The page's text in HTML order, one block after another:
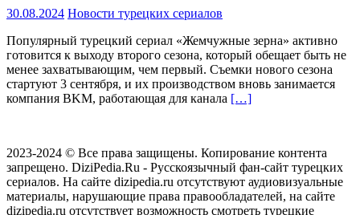
30.08.2024 Новости турецких сериалов
Популярный турецкий сериал «Жемчужные зерна» активно
готовится к выходу второго сезона, который обещает быть не
менее захватывающим, чем первый. Съемки нового сезона
стартуют 3 сентября, и их производством вновь занимается
компания BKM, работающая для канала […]
2023-2024 © Все права защищены. Копирование контента
запрещено. DiziPedia.Ru - Русскоязычный фан-сайт турецких
сериалов. На сайте dizipedia.ru отсутствуют аудиовизуальные
материалы, нарушающие права правообладателей, на сайте
dizipedia.ru отсутствует возможность смотреть турецкие